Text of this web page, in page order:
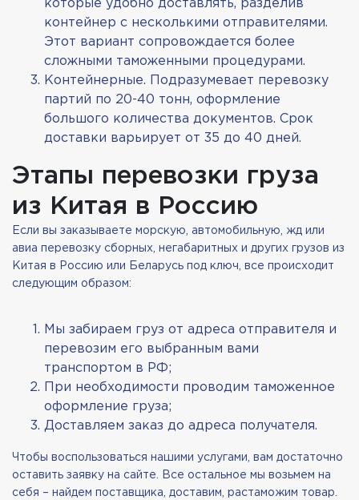
которые удобно доставлять, разделив
контейнер с несколькими отправителями.
Этот вариант сопровождается более
сложными таможенными процедурами.
Контейнерные. Подразумевает перевозку
партий по 20-40 тонн, оформление
большого количества документов. Срок
доставки варьирует от 35 до 40 дней.
Этапы перевозки груза
из Китая в Россию
Если вы заказываете морскую, автомобильную, жд или
авиа перевозку сборных, негабаритных и других грузов из
Китая в Россию или Беларусь под ключ, все происходит
следующим образом:
Мы забираем груз от адреса отправителя и
перевозим его выбранным вами
транспортом в РФ;
При необходимости проводим таможенное
оформление груза;
Доставляем заказ до адреса получателя.
Чтобы воспользоваться нашими услугами, вам достаточно
оставить заявку на сайте. Все остальное мы возьмем на
себя – найдем поставщика, доставим, растаможим товар.